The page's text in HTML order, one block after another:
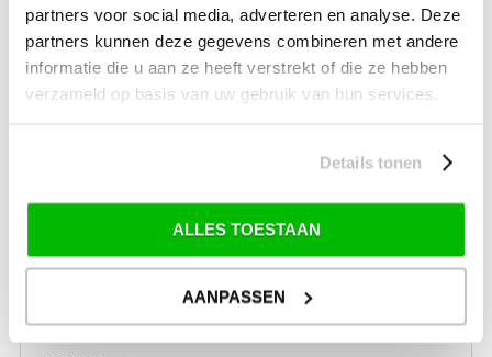
partners voor social media, adverteren en analyse. Deze
partners kunnen deze gegevens combineren met andere
informatie die u aan ze heeft verstrekt of die ze hebben
verzameld op basis van uw gebruik van hun services.
Details tonen
ALLES TOESTAAN
AANPASSEN
Technische onderdelen
tent-reparaties
SALE Recreatie
SALE Wintersport